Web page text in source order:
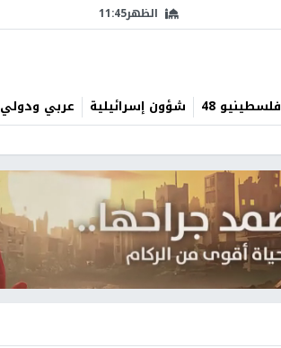
الظهر11:45
فلسطينيو 48 شؤون إسرائيلية عربي ودولي